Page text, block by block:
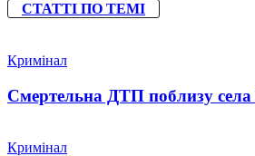
СТАТТІ ПО ТЕМІ
Кримінал
Смертельна ДТП поблизу села
Кримінал